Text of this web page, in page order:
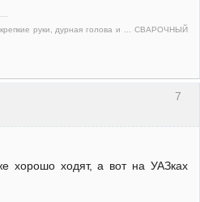
руки, дурная голова и ... СВАРОЧНЫЙ
7
хорошо ходят, а вот на УАЗках